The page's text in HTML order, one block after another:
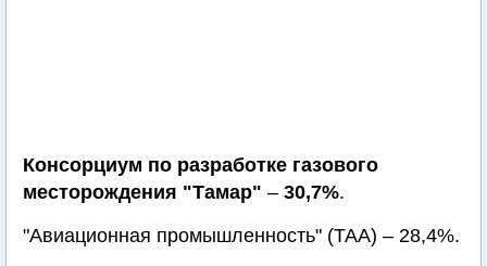
Консорциум по разработке газового
месторождения "Тамар" – 30,7%.
"Авиационная промышленность" (ТАА) – 28,4%.